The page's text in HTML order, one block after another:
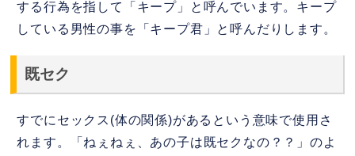
する行為を指して「キープ」と呼んでいます。キープ
している男性の事を「キープ君」と呼んだりします。
既セク
すでにセックス(体の関係)があるという意味で使用さ
れます。「ねぇねぇ、あの子は既セクなの？？」のよ